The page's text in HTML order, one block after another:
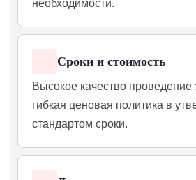
необходимости.
Сроки и стоимость
Высокое качество проведение
гибкая ценовая политика в
стандартом сроки.